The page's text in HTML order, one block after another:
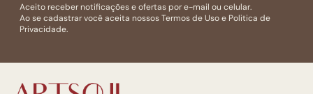
Aceito receber notificações e ofertas por e-mail ou celular.
Ao se cadastrar você aceita nossosTermos de Usoe Politica de
Privacidade.